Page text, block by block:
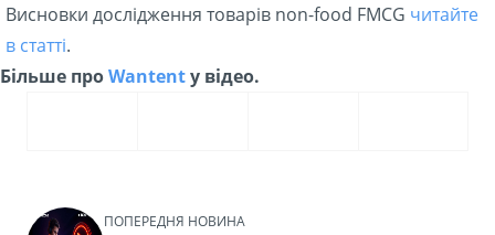
Висновки дослідження товарів non-food FMCG читайте
в статті.
Більше проWantentу відео.
ПОПЕРЕДНЯ НОВИНА